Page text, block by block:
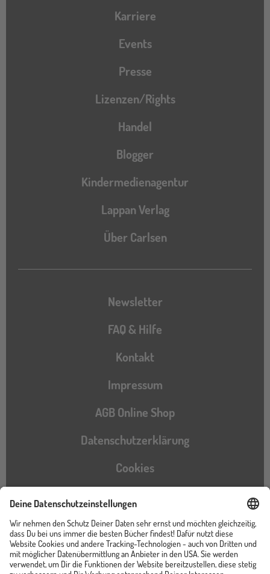
Karriere
Events
Presse
Lizenzen/Rights
Handel
Blogger
Kindermedienagentur
Lappan Verlag
Über Carlsen
Newsletter
FAQ & Hilfe
Kontakt
Impressum
AGB Online Shop
Datenschutzerklärung
Cookies
Barrierefreiheitserklärung
Instagram
TikTokPinterestYouTubeFacebook